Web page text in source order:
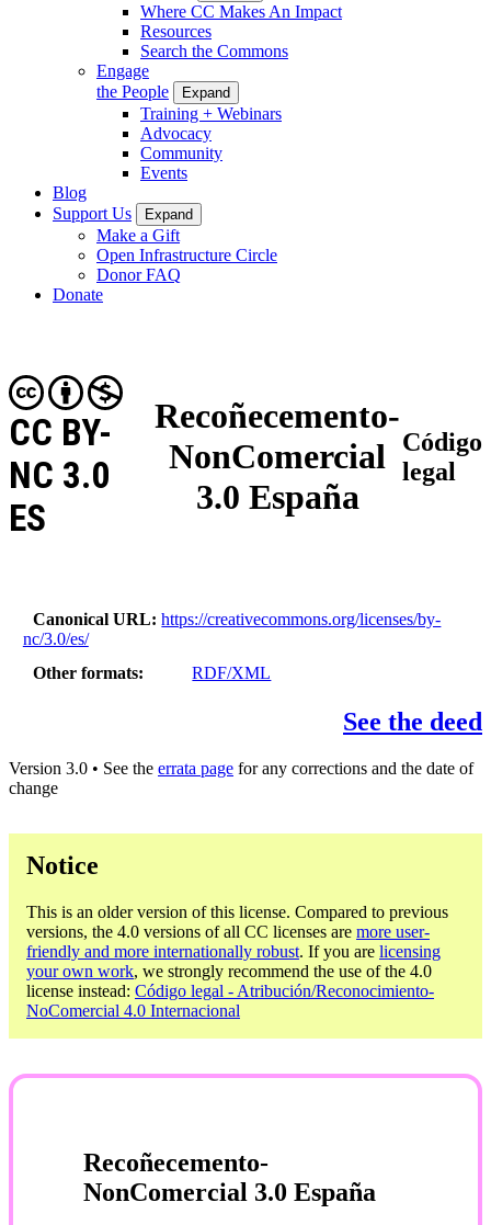
Where CC Makes An Impact
Resources
Search the Commons
Engage
the People
Expand
Training + Webinars
Advocacy
Community
Events
Blog
Support Us
Expand
Make a Gift
Open Infrastructure Circle
Donor FAQ
Donate
Recoñecemento-
NonComercial
3.0 España
CC BY-
NC 3.0
ES
Código
legal
Canonical URL
https://creativecommons.org/licenses/by-
nc/3.0/es/
Other formats
RDF/XML
See the deed
Version 3.0 • See the errata page for any corrections and the date of
change
Notice
This is an older version of this license. Compared to previous
versions, the 4.0 versions of all CC licenses are more user-
friendly and more internationally robust. If you are licensing
your own work, we strongly recommend the use of the 4.0
license instead: Código legal - Atribución/Reconocimiento-
NoComercial 4.0 Internacional
Recoñecemento-
NonComercial 3.0 España